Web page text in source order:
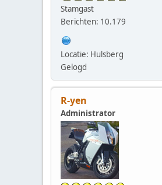
Stamgast
Berichten: 10.179
Locatie: Hulsberg
Gelogd
R-yen
Administrator